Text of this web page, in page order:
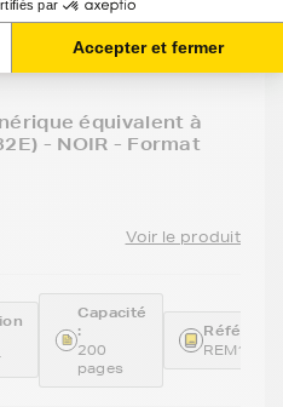
équivalent à
- NOIR - Format
Voir le produit
Capacité
:
200
pages